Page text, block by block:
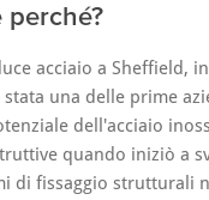
perché?
acciaio a Sheffield,
una delle prime
dell'acciaio
quando iniziò a
di fissaggio strutturali